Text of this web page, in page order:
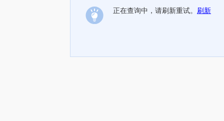
正在查询中，请刷新重试。 刷新